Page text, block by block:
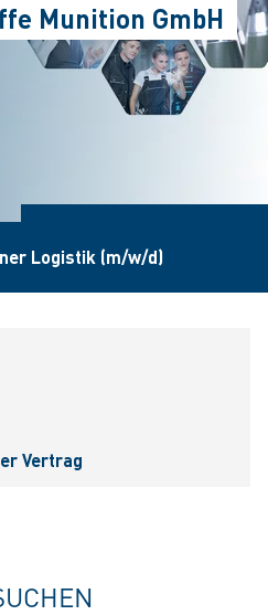
Munition GmbH
Logistik (m/w/d)
Vertrag